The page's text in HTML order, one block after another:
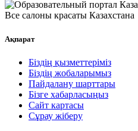
Все салоны красаты Казахстана
Ақпарат
Біздің қызметтеріміз
Біздің жобаларымыз
Пайдалану шарттары
Бізге хабарласыңыз
Сайт картасы
Сұрау жіберу